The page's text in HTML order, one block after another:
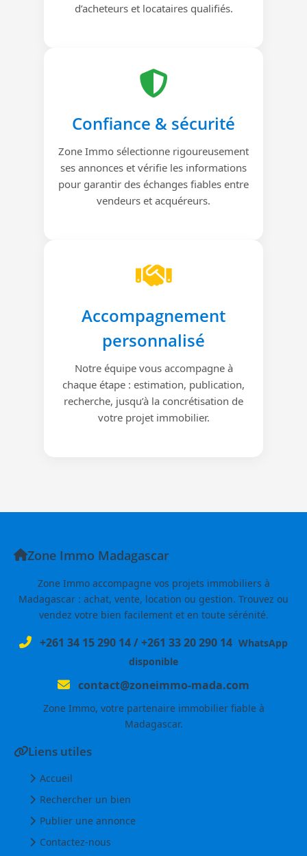
d’acheteurs et locataires qualifiés.
Confiance & sécurité
Zone Immo sélectionne rigoureusement
ses annonces et vérifie les informations
pour garantir des échanges fiables entre
vendeurs et acquéreurs.
Accompagnement
personnalisé
Notre équipe vous accompagne à
chaque étape : estimation, publication,
recherche, jusqu’à la concrétisation de
votre projet immobilier.
Zone Immo Madagascar
Zone Immo accompagne vos projets immobiliers à
Madagascar : achat, vente, location ou gestion. Trouvez ou
vendez votre bien facilement et en toute sérénité.
+261 34 15 290 14/+261 33 20 290 14 WhatsApp
disponible
contact@zoneimmo-mada.com
Zone Immo, votre partenaire immobilier fiable à
Madagascar.
Liens utiles
Accueil
Rechercher un bien
Publier une annonce
Contactez-nous